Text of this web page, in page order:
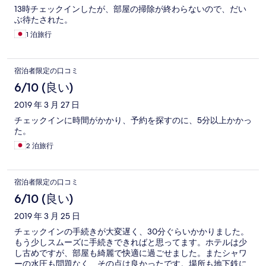
13時チェックインしたが、部屋の掃除が終わらないので、だい
ぶ待たされた。
1 泊旅行
宿泊者限定の口コミ
6/10 (良い)
2019 年 3 月 27 日
チェックインに時間がかかり、予約を探すのに、5分以上かかっ
た。
2 泊旅行
宿泊者限定の口コミ
6/10 (良い)
2019 年 3 月 25 日
チェックインの手続きが大変遅く、30分ぐらいかかりました。
もう少しスムーズに手続きできればと思ってます。ホテルは少
し古めですが、部屋も綺麗で快適に過ごせました。またシャワ
ーの水圧も問題なく、その点は良かったです。場所も地下鉄に